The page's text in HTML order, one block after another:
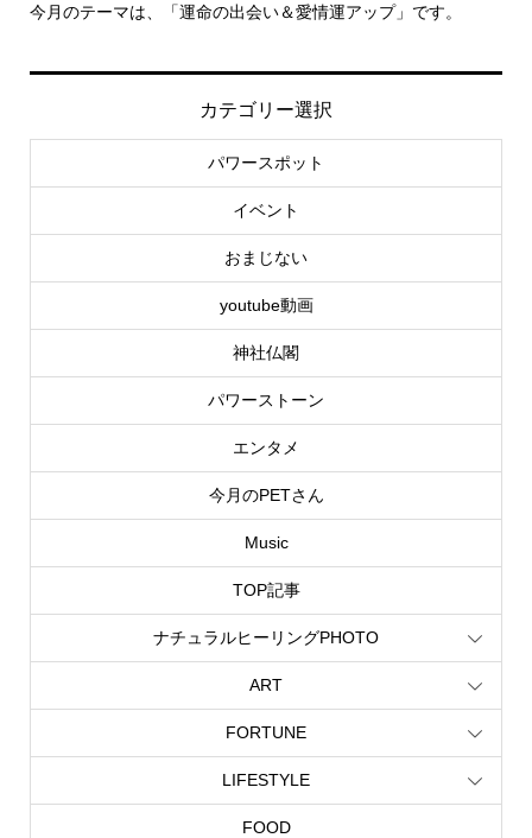
今月のテーマは、「運命の出会い＆愛情運アップ」です。
カテゴリー選択
パワースポット
イベント
おまじない
youtube動画
神社仏閣
パワーストーン
エンタメ
今月のPETさん
Music
TOP記事
ナチュラルヒーリングPHOTO
ART
FORTUNE
LIFESTYLE
FOOD